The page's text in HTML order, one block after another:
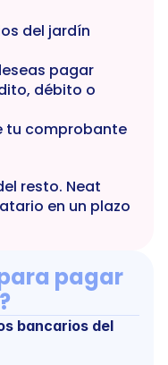
del jardín
pagar
débito o
tu comprobante
resto. Neat
en un plazo
pagar
bancarios del